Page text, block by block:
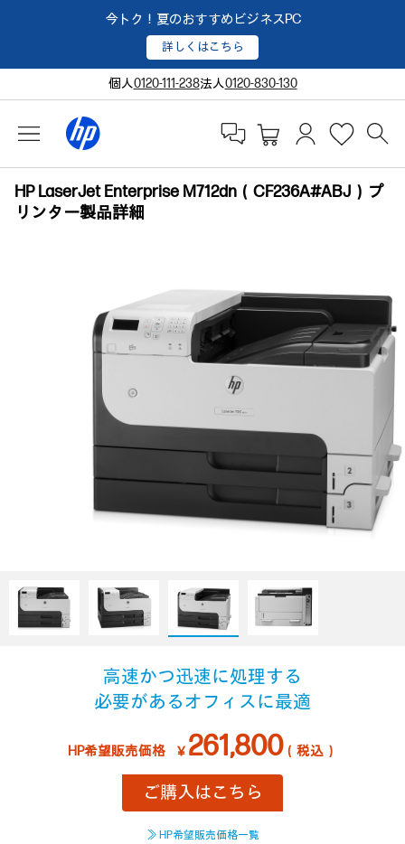
今トク！夏のおすすめビジネスPC
詳しくはこちら
個人0120-111-238法人0120-830-130
HP LaserJet Enterprise M712dn（CF236A#ABJ）プ
リンター製品詳細
高速かつ迅速に処理する
必要があるオフィスに最適
HP希望販売価格 ￥ 261,800（税込）
ご購入はこちら
≫ HP希望販売価格一覧